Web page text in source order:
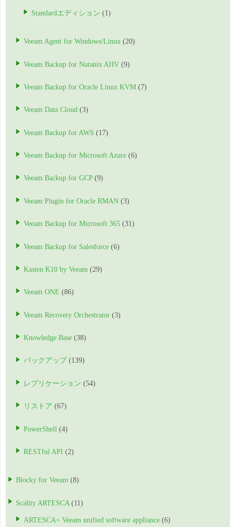
Standardエディション (1)
Veeam Agent for Windows/Linux (20)
Veeam Backup for Nutanix AHV (9)
Veeam Backup for Oracle Linux KVM (7)
Veeam Data Cloud (3)
Veeam Backup for AWS (17)
Veeam Backup for Microsoft Azure (6)
Veeam Backup for GCP(9)
Veeam Plugin for Oracle RMAN (3)
Veeam Backup for Microsoft 365 (31)
Veeam Backup for Salesforce (6)
Kasten K10 by Veeam (29)
Veeam ONE (86)
Veeam Recovery Orchestrator (3)
Knowledge Base (38)
バックアップ (139)
レプリケーション (54)
リストア (67)
PowerShell (4)
RESTful API (2)
Blocky for Veeam (8)
Scality ARTESCA (11)
ARTESCA+ Veeam unified software appliance (6)